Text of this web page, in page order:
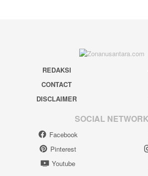
REDAKSI
CONTACT
DISCLAIMER
SOCIAL NETWORK
Facebook
Pinterest
Youtube